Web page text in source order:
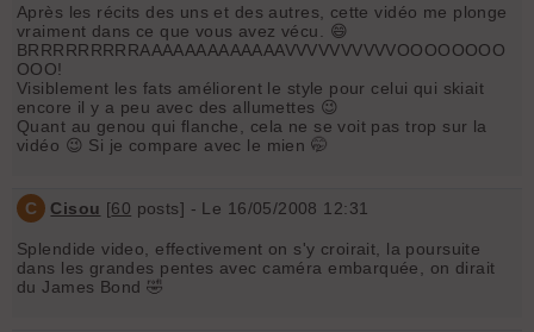
Après les récits des uns et des autres, cette vidéo me plonge
vraiment dans ce que vous avez vécu. 😄
BRRRRRRRRRAAAAAAAAAAAAAVVVVVVVVVVOOOOOOOO
OOO!
Visiblement les fats améliorent le style pour celui qui skiait
encore il y a peu avec des allumettes 😉
Quant au genou qui flanche, cela ne se voit pas trop sur la
vidéo 😉 Si je compare avec le mien 🤭
C Cisou [60 posts] - Le 16/05/2008 12:31
Splendide video, effectivement on s'y croirait, la poursuite
dans les grandes pentes avec caméra embarquée, on dirait
du James Bond 🤣